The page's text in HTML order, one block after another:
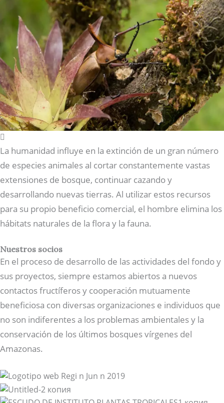
La humanidad influye en la extinción de un gran número
de especies animales al cortar constantemente vastas
extensiones de bosque, continuar cazando y
desarrollando nuevas tierras. Al utilizar estos recursos
para su propio beneficio comercial, el hombre elimina los
hábitats naturales de la flora y la fauna.
Nuestros socios
En el proceso de desarrollo de las actividades del fondo y
sus proyectos, siempre estamos abiertos a nuevos
contactos fructíferos y cooperación mutuamente
beneficiosa con diversas organizaciones e individuos que
no son indiferentes a los problemas ambientales y la
conservación de los últimos bosques vírgenes del
Amazonas.